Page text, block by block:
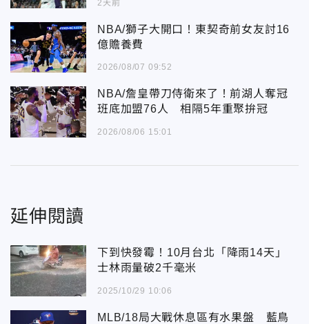
2天前
NBA/獅子大開口！東契奇前女友討16
億贍養費
2026/08/07 09:52
NBA/詹皇帶刀侍衛來了！前湖人奪冠
班底加盟76人 相隔5年重聚拚冠
2026/08/06 15:01
延伸閱讀
下到快發霉！10月台北「降雨14天」
士林雨量破2千毫米
2025/10/29 10:06
MLB/18局大戰休息區有水果盤 藍鳥